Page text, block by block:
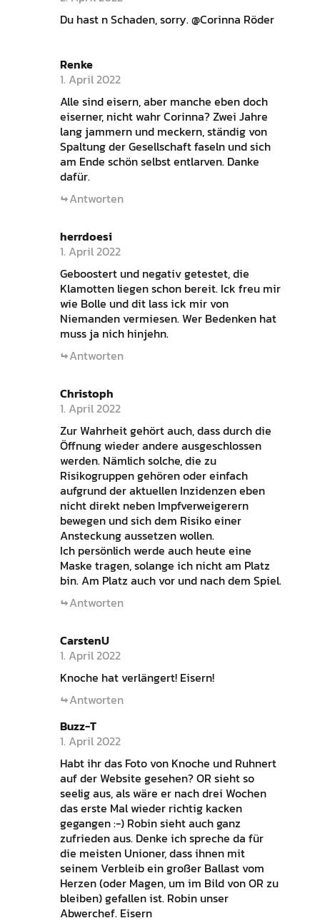
Du hast n Schaden, sorry. @Corinna Röder
Renke
1. April 2022
Alle sind eisern, aber manche eben doch
eiserner, nicht wahr Corinna? Zwei Jahre
lang jammern und meckern, ständig von
Spaltung der Gesellschaft faseln und sich
am Ende schön selbst entlarven. Danke
dafür.
Antworten
herrdoesi
1. April 2022
Geboostert und negativ getestet, die
Klamotten liegen schon bereit. Ick freu mir
wie Bolle und dit lass ick mir von
Niemanden vermiesen. Wer Bedenken hat
muss ja nich hinjehn.
Antworten
Christoph
1. April 2022
Zur Wahrheit gehört auch, dass durch die
Öffnung wieder andere ausgeschlossen
werden. Nämlich solche, die zu
Risikogruppen gehören oder einfach
aufgrund der aktuellen Inzidenzen eben
nicht direkt neben Impfverweigerern
bewegen und sich dem Risiko einer
Ansteckung aussetzen wollen.
Ich persönlich werde auch heute eine
Maske tragen, solange ich nicht am Platz
bin. Am Platz auch vor und nach dem Spiel.
Antworten
CarstenU
1. April 2022
Knoche hat verlängert! Eisern!
Antworten
Buzz-T
1. April 2022
Habt ihr das Foto von Knoche und Ruhnert
auf der Website gesehen? OR sieht so
seelig aus, als wäre er nach drei Wochen
das erste Mal wieder richtig kacken
gegangen :-) Robin sieht auch ganz
zufrieden aus. Denke ich spreche da für
die meisten Unioner, dass ihnen mit
seinem Verbleib ein großer Ballast vom
Herzen (oder Magen, um im Bild von OR zu
bleiben) gefallen ist. Robin unser
Abwerchef. Eisern